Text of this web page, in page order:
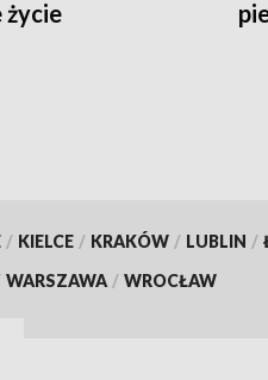
życie
/ KIELCE / KRAKÓW / LUBLIN /
WARSZAWA / WROCŁAW